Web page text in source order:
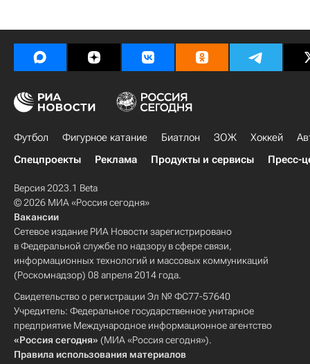
Футбол Фигурное катание Биатлон ЗОЖ Хоккей
Спецпроекты
Реклама Продукты и сервисы Пресс-
Версия 2023.1 Beta
© 2026 МИА «Россия сегодня»
Вакансии
Сетевое издание РИА Новости зарегистрировано
в Федеральной службе по надзору в сфере связи,
информационных технологий и массовых коммуникаций
(Роскомнадзор) 08 апреля 2014 года.
Свидетельство о регистрации Эл № ФС77-57640
Учредитель: Федеральное государственное унитарное
предприятие Международное информационное агентство
«Россия сегодня» (МИА «Россия сегодня»).
Правила использования материалов